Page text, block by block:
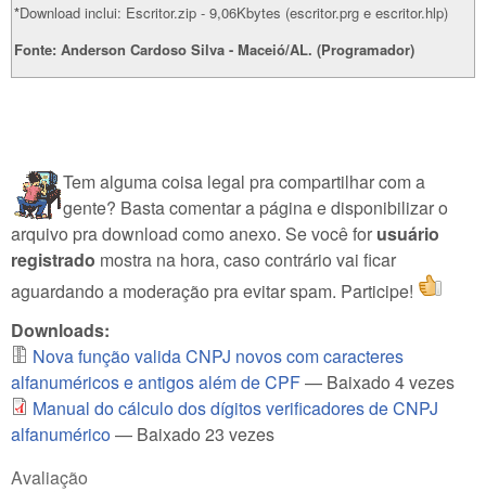
*Download inclui: Escritor.zip - 9,06Kbytes (escritor.prg e escritor.hlp)
Fonte: Anderson Cardoso Silva - Maceió/AL. (Programador)
Tem alguma coisa legal pra compartilhar com a
gente? Basta comentar a página e disponibilizar o
arquivo pra download como anexo. Se você for usuário
registrado mostra na hora, caso contrário vai ficar
aguardando a moderação pra evitar spam. Participe!
Downloads:
Nova função valida CNPJ novos com caracteres
alfanuméricos e antigos além de CPF— Baixado 4 vezes
Manual do cálculo dos dígitos verificadores de CNPJ
alfanumérico— Baixado 23 vezes
Avaliação